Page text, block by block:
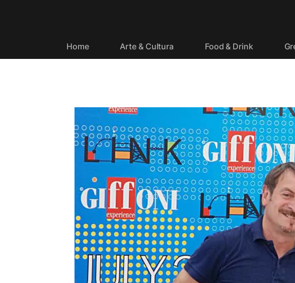
Home Arte & Cultura Food & Drink